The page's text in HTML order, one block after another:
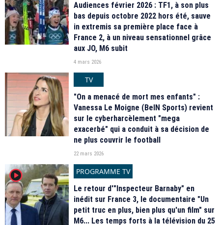
Audiences février 2026 : TF1, à son plus
bas depuis octobre 2022 hors été, sauve
in extremis sa première place face à
France 2, à un niveau sensationnel grâce
aux JO, M6 subit
4 mars 2026
TV
"On a menacé de mort mes enfants" :
Vanessa Le Moigne (BeIN Sports) revient
sur le cyberharcèlement "mega
exacerbé" qui a conduit à sa décision de
ne plus couvrir le football
22 mars 2026
player2
PROGRAMME TV
Le retour d'"Inspecteur Barnaby" en
inédit sur France 3, le documentaire "Un
petit truc en plus, bien plus qu'un film" sur
M6... Les temps forts à la télévision du 25